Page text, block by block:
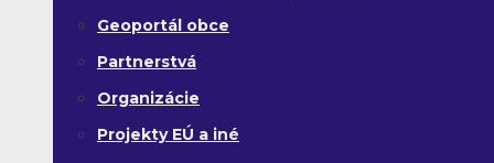
Geoportál obce
Partnerstvá
Organizácie
Projekty EÚ a iné